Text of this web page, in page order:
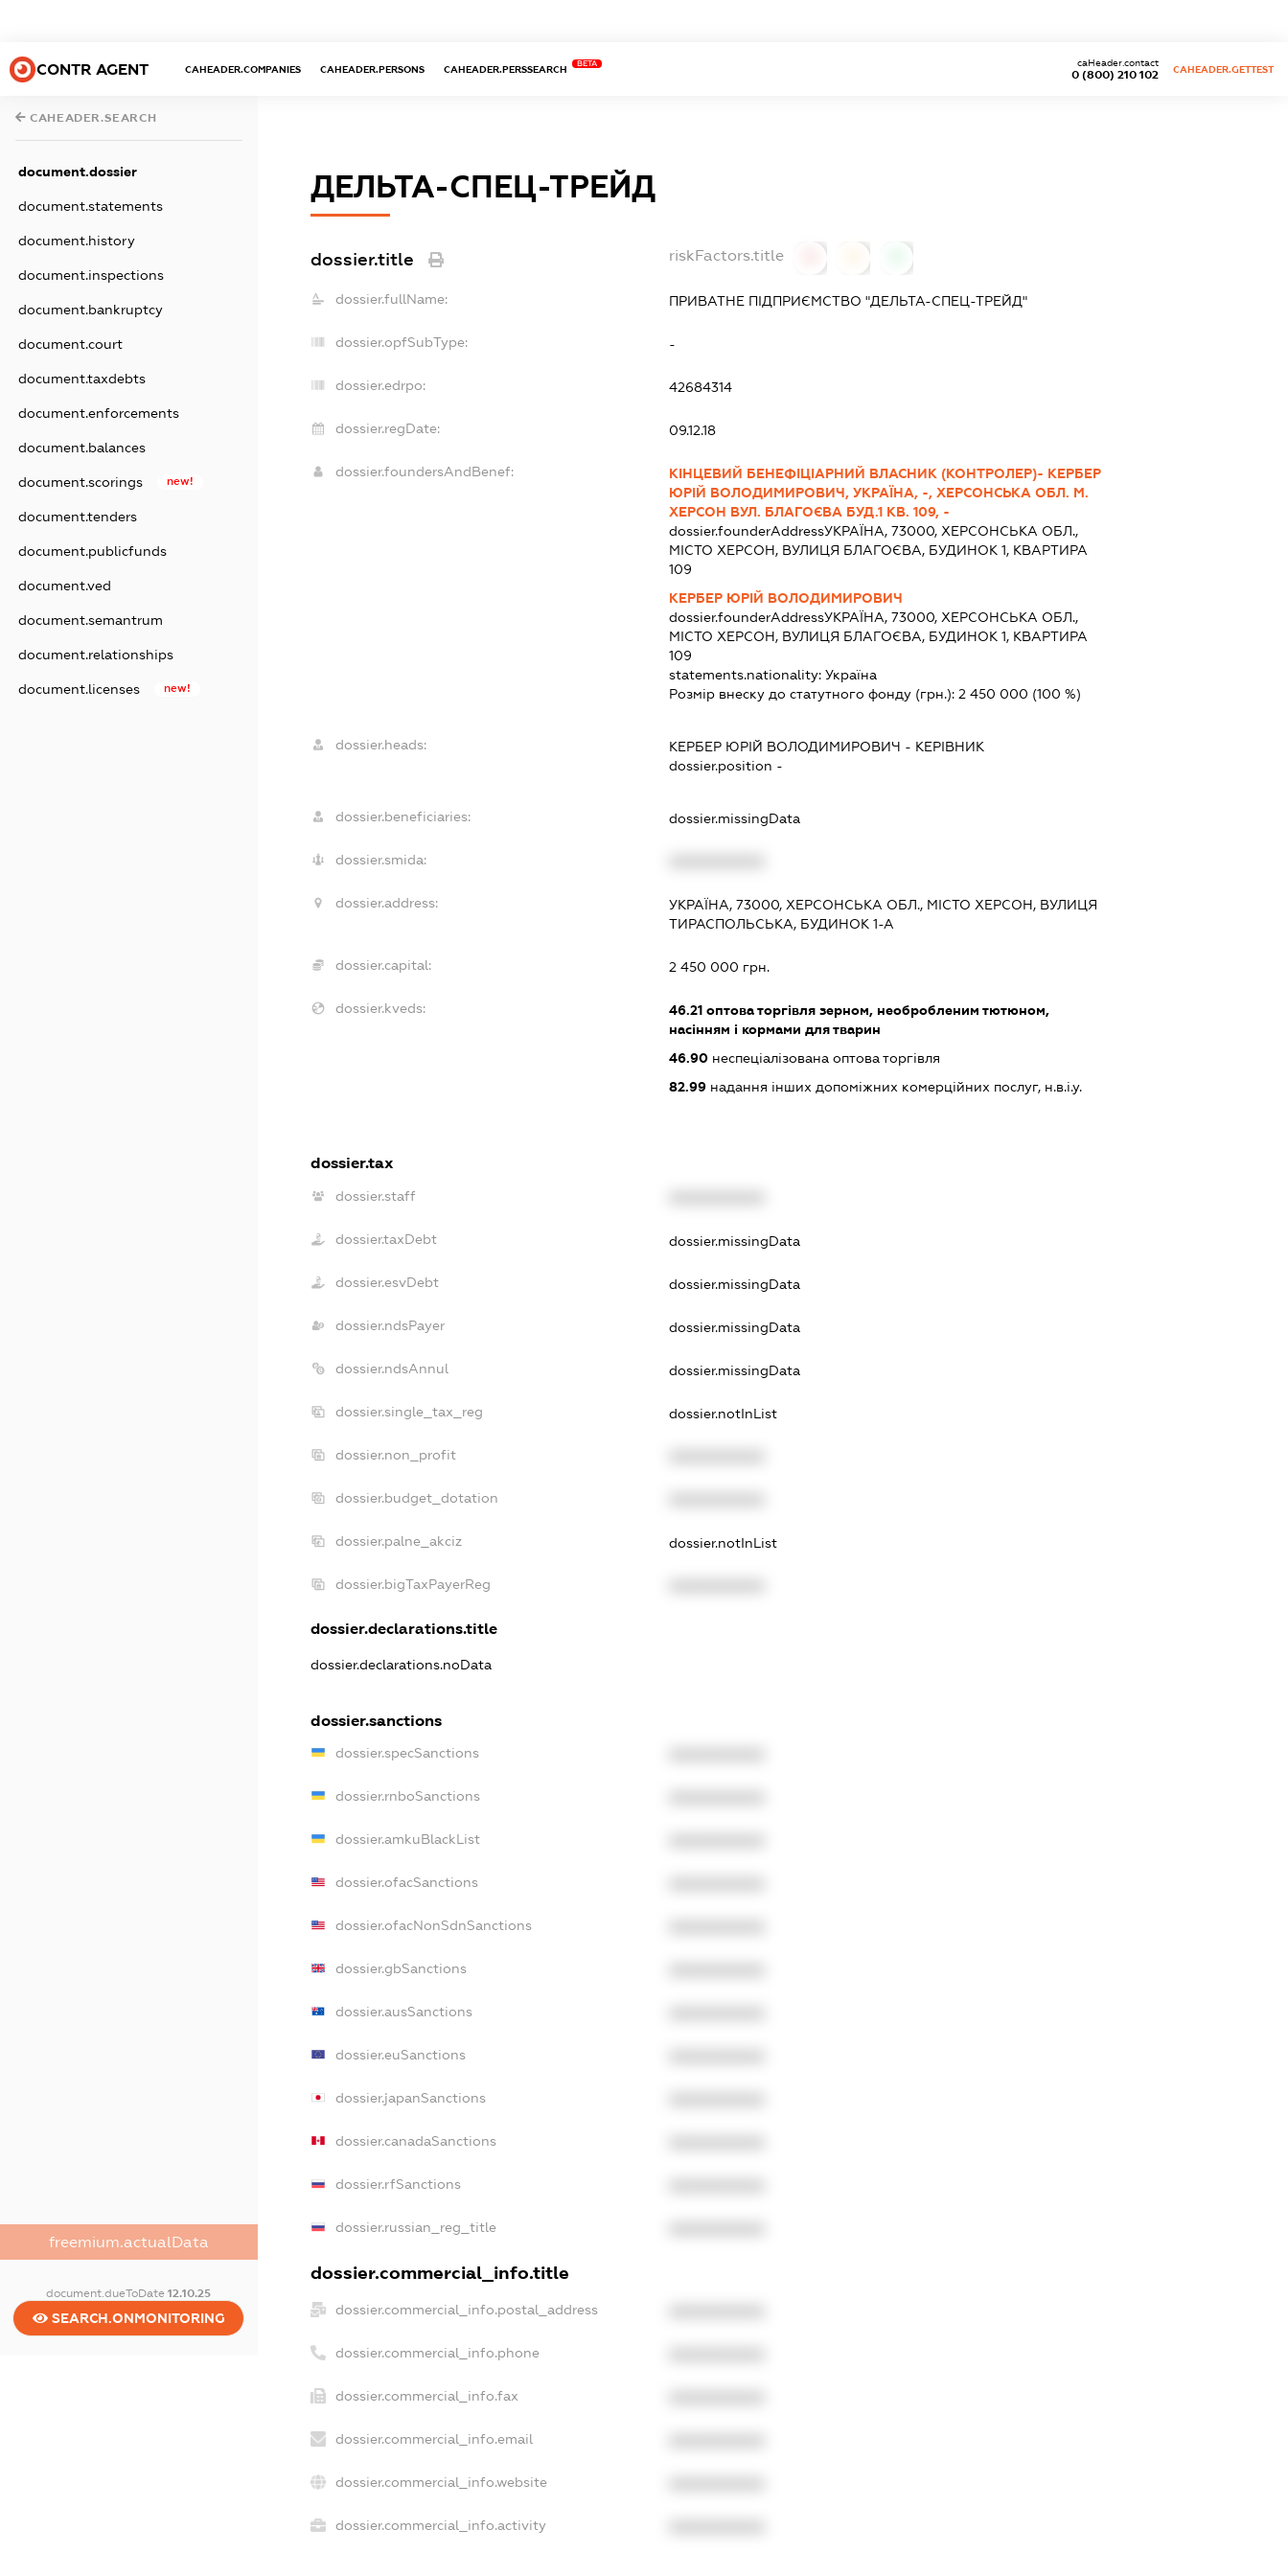
CONTR AGENT CAHEADER.COMPANIES CAHEADER.PERSONS CAHEADER.PERSSEARCH
BETA
0 (800) 210 102
caHeader.contact
CAHEADER.GETTEST
CAHEADER.SEARCH
document.dossier
document.statements
document.history
document.inspections
document.bankruptcy
document.court
document.taxdebts
document.enforcements
document.balances
document.scorings new!
document.tenders
document.publicfunds
document.ved
document.semantrum
document.relationships
document.licenses new!
freemium.actualData
document.dueToDate12.10.25
SEARCH.ONMONITORING
ДЕЛЬТА-СПЕЦ-ТРЕЙД
dossier.title riskFactors.title
dossier.fullName: ПРИВАТНЕ ПІДПРИЄМСТВО "ДЕЛЬТА-СПЕЦ-ТРЕЙД"
dossier.opfSubType: -
dossier.edrpo: 42684314
dossier.regDate: 09.12.18
dossier.foundersAndBenef:
КІНЦЕВИЙ БЕНЕФІЦІАРНИЙ ВЛАСНИК (КОНТРОЛЕР)- КЕРБЕР
ЮРІЙ ВОЛОДИМИРОВИЧ, УКРАЇНА, -, ХЕРСОНСЬКА ОБЛ. М.
ХЕРСОН ВУЛ. БЛАГОЄВА БУД.1 КВ. 109, -
dossier.founderAddressУКРАЇНА, 73000, ХЕРСОНСЬКА ОБЛ.,
МІСТО ХЕРСОН, ВУЛИЦЯ БЛАГОЄВА, БУДИНОК 1, КВАРТИРА
109
КЕРБЕР ЮРІЙ ВОЛОДИМИРОВИЧ
dossier.founderAddressУКРАЇНА, 73000, ХЕРСОНСЬКА ОБЛ.,
МІСТО ХЕРСОН, ВУЛИЦЯ БЛАГОЄВА, БУДИНОК 1, КВАРТИРА
109
statements.nationality: Україна
Розмір внеску до статутного фонду (грн.): 2 450 000 (100 %)
dossier.heads: КЕРБЕР ЮРІЙ ВОЛОДИМИРОВИЧ - КЕРІВНИК
dossier.position -
dossier.beneficiaries: dossier.missingData
dossier.smida:
dossier.address:
УКРАЇНА, 73000, ХЕРСОНСЬКА ОБЛ., МІСТО ХЕРСОН, ВУЛИЦЯ
ТИРАСПОЛЬСЬКА, БУДИНОК 1-А
dossier.capital: 2 450 000 грн.
dossier.kveds: 46.21оптова торгівля зерном, необробленим тютюном,
насінням і кормами для тварин
46.90неспеціалізована оптова торгівля
82.99надання інших допоміжних комерційних послуг, н.в.і.у.
dossier.tax
dossier.staff
dossier.taxDebt dossier.missingData
dossier.esvDebt dossier.missingData
dossier.ndsPayer dossier.missingData
dossier.ndsAnnul dossier.missingData
dossier.single_tax_reg dossier.notInList
dossier.non_profit
dossier.budget_dotation
dossier.palne_akciz dossier.notInList
dossier.bigTaxPayerReg
dossier.declarations.title
dossier.declarations.noData
dossier.sanctions
dossier.specSanctions
dossier.rnboSanctions
dossier.amkuBlackList
dossier.ofacSanctions
dossier.ofacNonSdnSanctions
dossier.gbSanctions
dossier.ausSanctions
dossier.euSanctions
dossier.japanSanctions
dossier.canadaSanctions
dossier.rfSanctions
dossier.russian_reg_title
dossier.commercial_info.title
dossier.commercial_info.postal_address
dossier.commercial_info.phone
dossier.commercial_info.fax
dossier.commercial_info.email
dossier.commercial_info.website
dossier.commercial_info.activity